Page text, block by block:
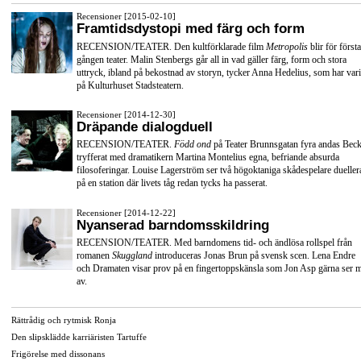
Recensioner [2015-02-10]
Framtidsdystopi med färg och form
RECENSION/TEATER. Den kultförklarade film Metropolis blir för första
gången teater. Malin Stenbergs går all in vad gäller färg, form och stora
uttryck, ibland på bekostnad av storyn, tycker Anna Hedelius, som har
på Kulturhuset Stadsteatern.
Recensioner [2014-12-30]
Dräpande dialogduell
RECENSION/TEATER. Född ond på Teater Brunnsgatan fyra andas
tryfferat med dramatikern Martina Montelius egna, befriande absurda
filosoferingar. Louise Lagerström ser två högoktaniga skådespelare
på en station där livets tåg redan tycks ha passerat.
Recensioner [2014-12-22]
Nyanserad barndomsskildring
RECENSION/TEATER. Med barndomens tid- och ändlösa rollspel från
romanen Skuggland introduceras Jonas Brun på svensk scen. Lena Endre
och Dramaten visar prov på en fingertoppskänsla som Jon Asp gärna ser
av.
Rättrådig och rytmisk Ronja
Den slipsklädde karriäristen Tartuffe
Frigörelse med dissonans